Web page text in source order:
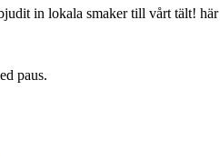
in lokala smaker till vårt tält!
paus.